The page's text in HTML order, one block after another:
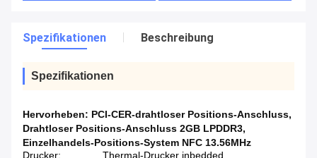
Spezifikationen Beschreibung
Spezifikationen
Hervorheben: PCI-CER-drahtloser Positions-Anschluss,
Drahtloser Positions-Anschluss 2GB LPDDR3,
Einzelhandels-Positions-System NFC 13.56MHz
Drucker:
Thermal-Drucker inbedded